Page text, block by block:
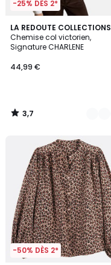
-25% DÈS 2*
LA REDOUTE COLLECTIONS
Chemise col victorien,
Signature CHARLENE
44,99 €
3,7
/ 5
2
Couleurs
3,7
/
-50% DÈS 2*